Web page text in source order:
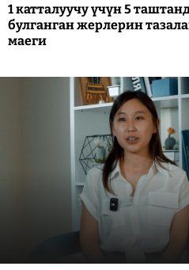
1 катталуучу үчүн 5
булганган жерлерин
маеги